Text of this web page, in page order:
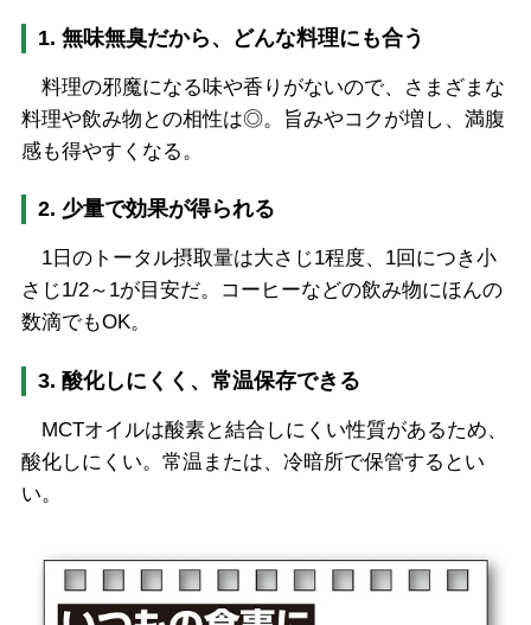
1. 無味無臭だから、どんな料理にも合う
料理の邪魔になる味や香りがないので、さまざまな
料理や飲み物との相性は◎。旨みやコクが増し、満腹
感も得やすくなる。
2. 少量で効果が得られる
1日のトータル摂取量は大さじ1程度、1回につき小
さじ1/2～1が目安だ。コーヒーなどの飲み物にほんの
数滴でもOK。
3. 酸化しにくく、常温保存できる
MCTオイルは酸素と結合しにくい性質があるため、
酸化しにくい。常温または、冷暗所で保管するとい
い。